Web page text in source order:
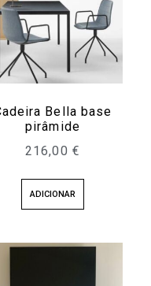
Bella base
pirâmide
216,00 €
ADICIONAR